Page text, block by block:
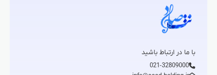
با ما در ارتباط باشید
021-32809000